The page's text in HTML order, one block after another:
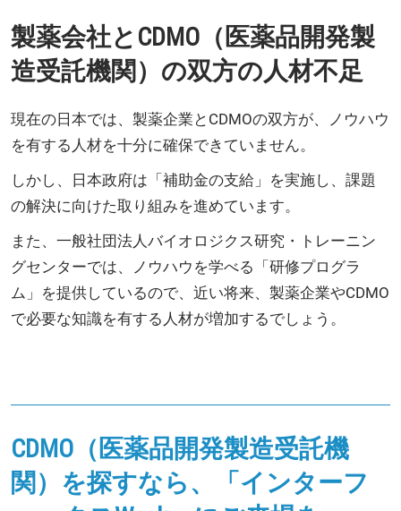
製薬会社とCDMO（医薬品開発製
造受託機関）の双方の人材不足
現在の日本では、製薬企業とCDMOの双方が、ノウハウ
を有する人材を十分に確保できていません。
しかし、日本政府は「補助金の支給」を実施し、課題
の解決に向けた取り組みを進めています。
また、一般社団法人バイオロジクス研究・トレーニン
グセンターでは、ノウハウを学べる「研修プログラ
ム」を提供しているので、近い将来、製薬企業やCDMO
で必要な知識を有する人材が増加するでしょう。
CDMO（医薬品開発製造受託機
関）を探すなら、「インターフ